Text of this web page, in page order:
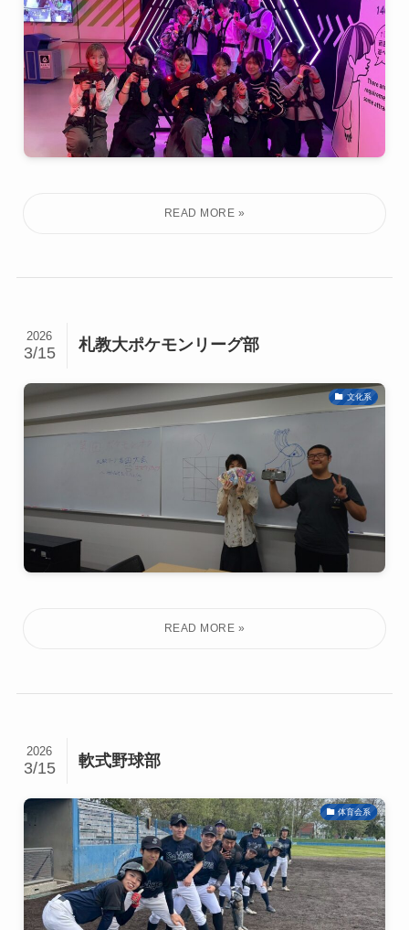
札教大ポケモンリーグ部
2026
3/15
文化系
軟式野球部
2026
3/15
体育会系